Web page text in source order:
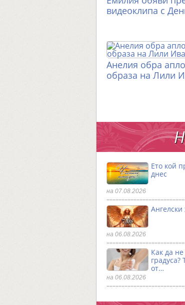
видеоклипа с
Анелия обра
образа на Лили
Ето кой
днес
на 07.08.2026
Ангелски
на 06.08.2026
Как да
градуса?
от…
на 06.08.2026